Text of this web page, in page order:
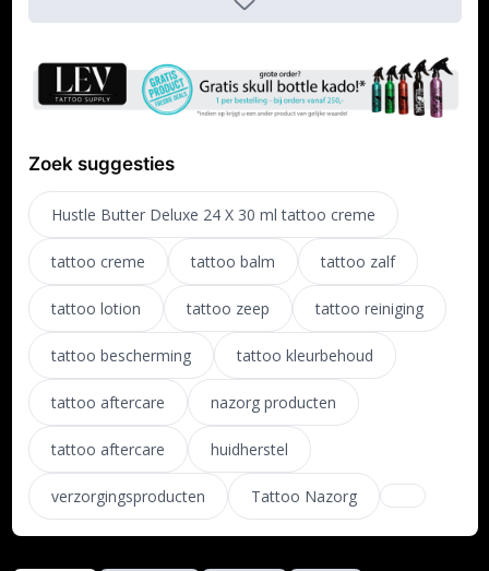
Zoek suggesties
Hustle Butter Deluxe 24 X 30 ml tattoo creme
tattoo creme tattoo balm tattoo zalf
tattoo lotion tattoo zeep tattoo reiniging
tattoo bescherming tattoo kleurbehoud
tattoo aftercare nazorg producten
tattoo aftercare huidherstel
verzorgingsproducten Tattoo Nazorg